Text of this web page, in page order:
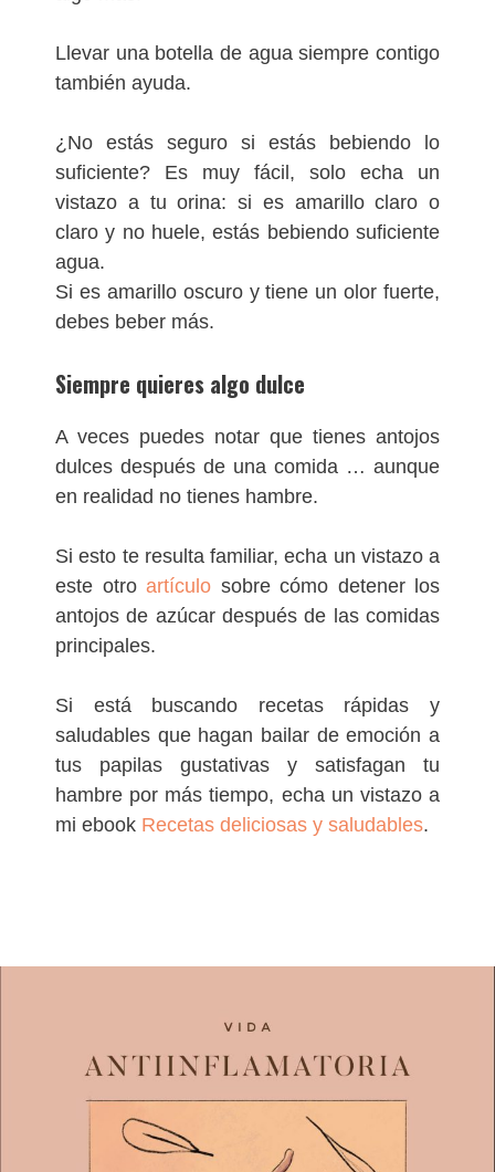
Llevar una botella de agua siempre contigo
también ayuda.
¿No estás seguro si estás bebiendo lo
suficiente? Es muy fácil, solo echa un
vistazo a tu orina: si es amarillo claro o
claro y no huele, estás bebiendo suficiente
agua.
Si es amarillo oscuro y tiene un olor fuerte,
debes beber más.
Siempre quieres algo dulce
A veces puedes notar que tienes antojos
dulces después de una comida … aunque
en realidad no tienes hambre.
Si esto te resulta familiar, echa un vistazo a
este otro artículo sobre cómo detener los
antojos de azúcar después de las comidas
principales.
Si está buscando recetas rápidas y
saludables que hagan bailar de emoción a
tus papilas gustativas y satisfagan tu
hambre por más tiempo, echa un vistazo a
mi ebook Recetas deliciosas y saludables.